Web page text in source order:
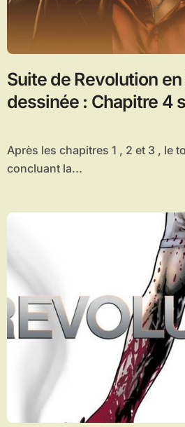
Suite de Revolution
dessinée : Chapitre 4
Après les chapitres 1 , 2 et 3 , le tout dernier chapitre
concluant la...